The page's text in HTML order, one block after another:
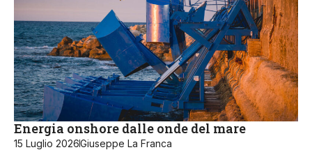
Energia onshore dalle onde del mare
15 Luglio 2026Giuseppe La Franca